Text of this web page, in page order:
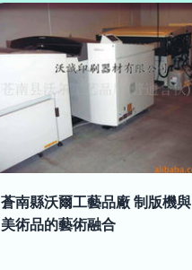
蒼南縣沃爾工藝品廠 制版機與
美術品的藝術融合